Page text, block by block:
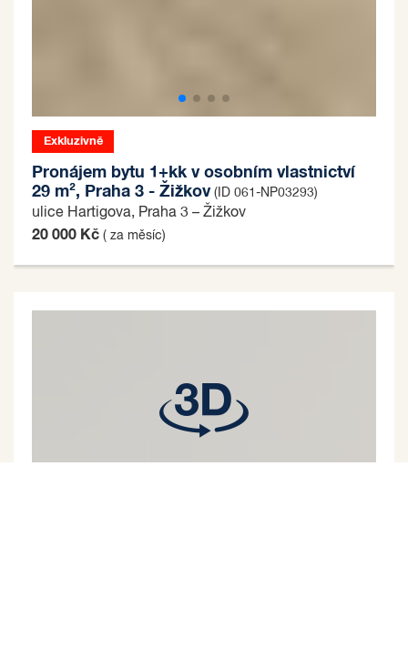
Exkluzivně
Pronájem bytu 1+kk v osobním vlastnictví
29 m², Praha 3 - Žižkov(ID 061-NP03293)
ulice Hartigova, Praha 3 – Žižkov
20 000 Kč ( za měsíc)